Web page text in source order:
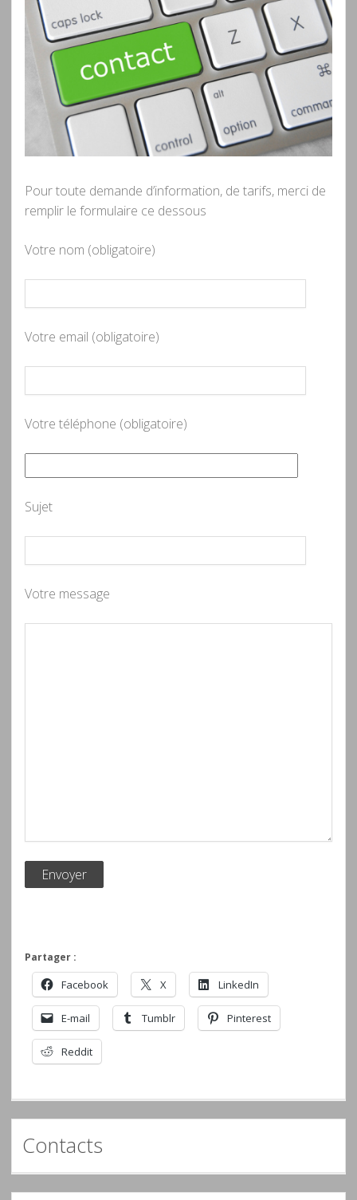
Pour toute demande d’information, de tarifs, merci de
remplir le formulaire ce dessous
Votre nom (obligatoire)
Votre email (obligatoire)
Votre téléphone (obligatoire)
Sujet
Votre message
Partager :
Facebook X LinkedIn
E-mail Tumblr Pinterest
Reddit
Contacts